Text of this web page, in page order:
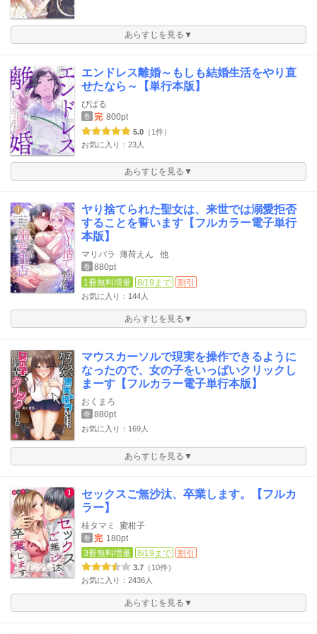
あらすじを見る▼
エンドレス離婚～もしも結婚生活をやり直
せたなら～【単行本版】
びばる
巻 完 800pt
5.0 （1件）
お気に入り：23人
あらすじを見る▼
ヤり捨てられた聖女は、来世では溺愛拒否
することを誓います【フルカラー電子単行
本版】
マリパラ 薄荷えん 他
巻 880pt
1冊無料増量
8/19まで 割引
お気に入り：144人
あらすじを見る▼
マウスカーソルで現実を操作できるように
なったので、女の子をいっぱいクリックし
まーす【フルカラー電子単行本版】
おくまろ
巻 880pt
お気に入り：169人
あらすじを見る▼
セックスご無沙汰、卒業します。【フルカ
ラー】
桂タマミ 蜜柑子
巻 完 180pt
3冊無料増量
8/19まで 割引
3.7 （10件）
お気に入り：2436人
あらすじを見る▼